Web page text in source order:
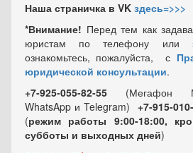
Наша страничка в VK здесь=>>>
*Внимание! Перед тем как
юристам по телефону или
ознакомьтесь, пожалуйста, с
юридической консультации.
+7-925-055-82-55 (Мегафон
WhatsApp и Telegram) +7-915-
(режим работы 9:00-18:00,
субботы и выходных дней)